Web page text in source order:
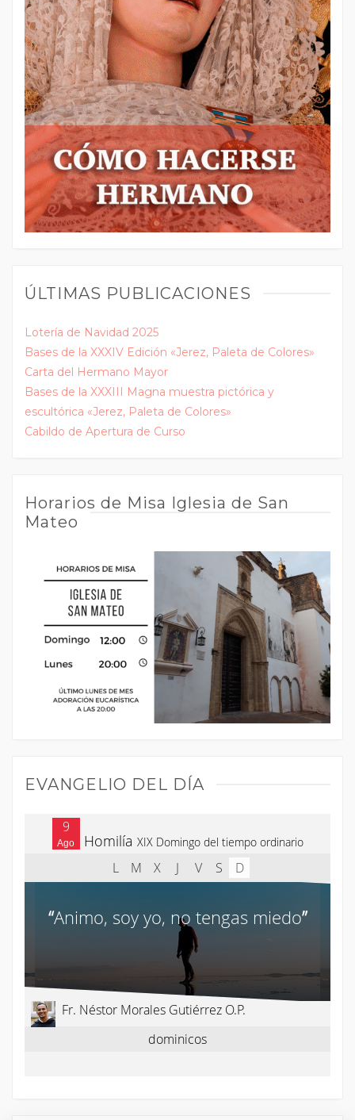
ÚLTIMAS PUBLICACIONES
Lotería de Navidad 2025
Bases de la XXXIV Edición «Jerez, Paleta de Colores»
Carta del Hermano Mayor
Bases de la XXXIII Magna muestra pictórica y
escultórica «Jerez, Paleta de Colores»
Cabildo de Apertura de Curso
Horarios de Misa Iglesia de San
Mateo
EVANGELIO DEL DÍA